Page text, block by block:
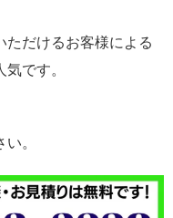
ただけるお客様による
です。
い。